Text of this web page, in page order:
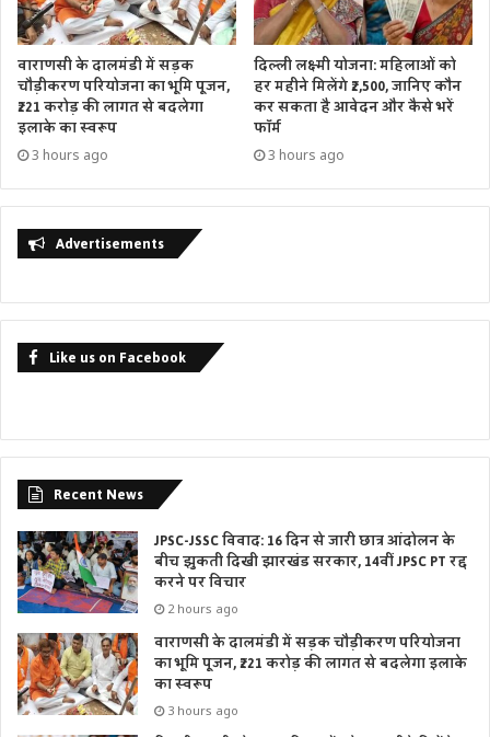
वाराणसी के दालमंडी में सड़क
चौड़ीकरण परियोजना का भूमि पूजन,
₹221 करोड़ की लागत से बदलेगा
इलाके का स्वरूप
3 hours ago
दिल्ली लक्ष्मी योजना: महिलाओं को
हर महीने मिलेंगे ₹2,500, जानिए कौन
कर सकता है आवेदन और कैसे भरें
फॉर्म
3 hours ago
Advertisements
Like us on Facebook
Recent News
JPSC-JSSC विवाद: 16 दिन से जारी छात्र आंदोलन के
बीच झुकती दिखी झारखंड सरकार, 14वीं JPSC PT रद्द
करने पर विचार
2 hours ago
वाराणसी के दालमंडी में सड़क चौड़ीकरण परियोजना
का भूमि पूजन, ₹221 करोड़ की लागत से बदलेगा इलाके
का स्वरूप
3 hours ago